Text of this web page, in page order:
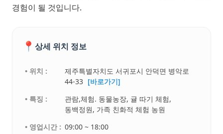
경험이 될 것입니다.
📍 상세 위치 정보
• 위치 :
제주특별자치도 서귀포시 안덕면 병악로
44-33 [바로가기]
• 특징 :
관람,체험. 동물농장, 귤 따기 체험,
동백정원, 가족 친화적 체험 농원
• 영업시간 : 09:00 ~ 18:00